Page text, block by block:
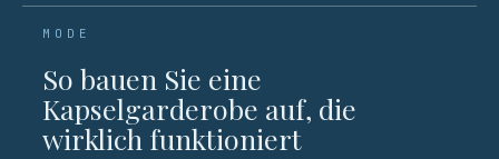
MODE
So bauen Sie eine
Kapselgarderobe auf, die
wirklich funktioniert